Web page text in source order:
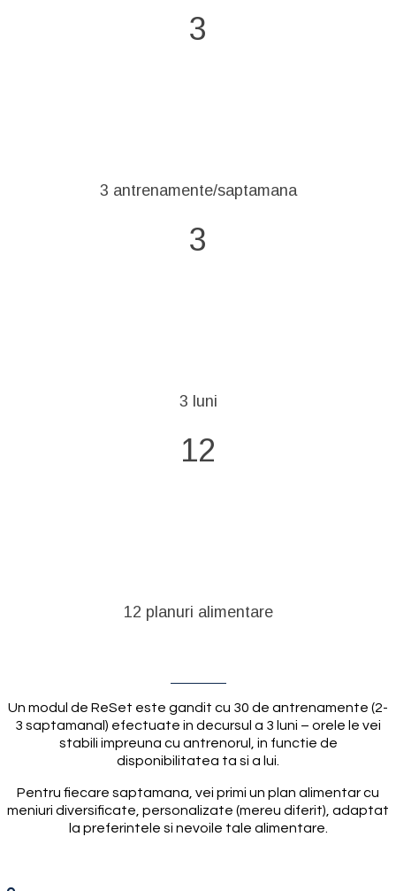
3
3 antrenamente/saptamana
3
3 luni
12
12 planuri alimentare
Un modul de ReSet este gandit cu 30 de antrenamente (2-
3 saptamanal) efectuate in decursul a 3 luni – orele le vei
stabili impreuna cu antrenorul, in functie de
disponibilitatea ta si a lui.
Pentru fiecare saptamana, vei primi un plan alimentar cu
meniuri diversificate, personalizate (mereu diferit), adaptat
la preferintele si nevoile tale alimentare.